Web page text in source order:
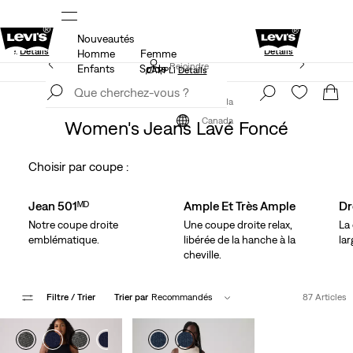
SOLDES.
Détails
15 % DE RABAIS SUR VOTRE PREMIÈRE
Détails
Rejoindre
Canada
Nouveautés
Homme
Femme
Enfants
Solde
LE MEILLEUR DE LEVI'SMD – MAINTENANT DANS
L’APPLIDétails
maintenant
Canada
Women's Jeans Lavé Foncé
Choisir par coupe :
Jean 501ᴹᴰ
Notre coupe droite
emblématique.
Ample Et Très Ample
Une coupe droite relax,
libérée de la hanche à la
cheville.
Filtre / Trier Trier par Recommandés 87 Articles